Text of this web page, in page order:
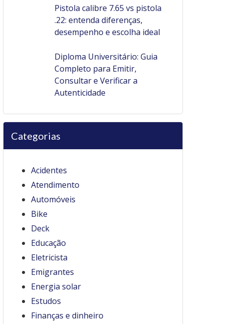
Pistola calibre 7.65 vs pistola
.22: entenda diferenças,
desempenho e escolha ideal
Diploma Universitário: Guia
Completo para Emitir,
Consultar e Verificar a
Autenticidade
Categorias
Acidentes
Atendimento
Automóveis
Bike
Deck
Educação
Eletricista
Emigrantes
Energia solar
Estudos
Finanças e dinheiro